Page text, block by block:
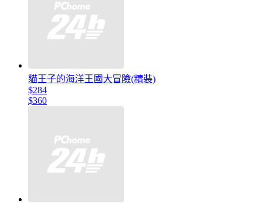
貓王子的海洋王國大冒險(精裝)
$284
$360